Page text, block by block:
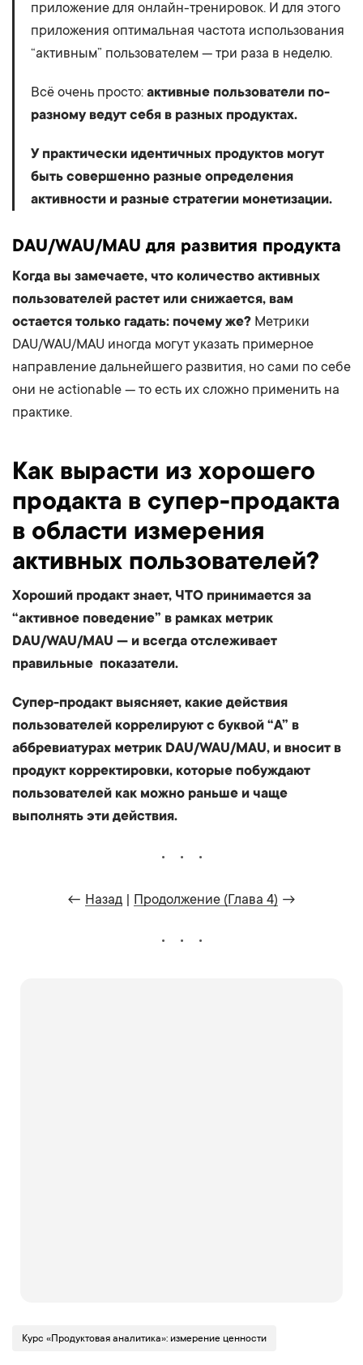
приложение для онлайн-тренировок. И для этого
приложения оптимальная частота использования
“активным” пользователем — три раза в неделю.
Всё очень просто: активные пользователи по-
разному ведут себя в разных продуктах.
У практически идентичных продуктов могут
быть совершенно разные определения
активности и разные стратегии монетизации.
DAU/WAU/MAU для развития продукта
Когда вы замечаете, что количество активных
пользователей растет или снижается, вам
остается только гадать: почему же? Метрики
DAU/WAU/MAU иногда могут указать примерное
направление дальнейшего развития, но сами по себе
они не actionable — то есть их сложно применить на
практике.
Как вырасти из хорошего
продакта в супер-продакта
в области измерения
активных пользователей?
Хороший продакт знает, ЧТО принимается за
“активное поведение” в рамках метрик
DAU/WAU/MAU — и всегда отслеживает
правильные показатели.
Супер-продакт выясняет, какие действия
пользователей коррелируют с буквой “A” в
аббревиатурах метрик DAU/WAU/MAU, и вносит в
продукт корректировки, которые побуждают
пользователей как можно раньше и чаще
выполнять эти действия.
← Назад | Продолжение (Глава 4) →
Курс «Продуктовая аналитика»: измерение ценности